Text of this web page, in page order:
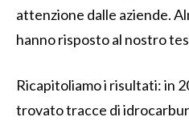
attenzione dalle aziende.
hanno risposto al nostro
Ricapitoliamo i risultati: in
trovato tracce di